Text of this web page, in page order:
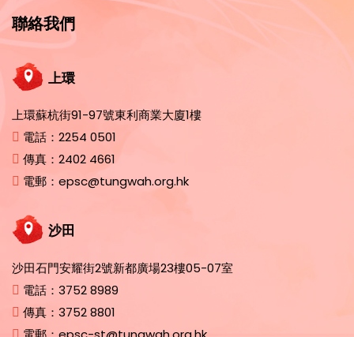
聯絡我們
上環
上環蘇杭街91-97號東利商業大廈1樓
電話： 2254 0501
傳真： 2402 4661
電郵： epsc@tungwah.org.hk
沙田
沙田石門安耀街2號新都廣場23樓05-07室
電話： 3752 8989
傳真： 3752 8801